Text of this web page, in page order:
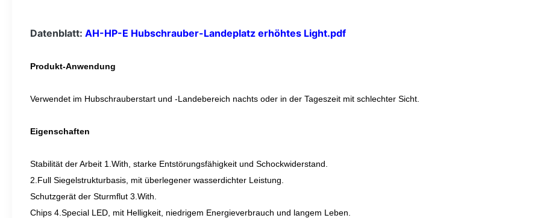
Datenblatt: AH-HP-E Hubschrauber-Landeplatz erhöhtes Light.pdf
Produkt-Anwendung
Verwendet im Hubschrauberstart und -Landebereich nachts oder in der Tageszeit mit schlechter Sicht.
Eigenschaften
Stabilität der Arbeit 1.With, starke Entstörungsfähigkeit und Schockwiderstand.
2.Full Siegelstrukturbasis, mit überlegener wasserdichter Leistung.
Schutzgerät der Sturmflut 3.With.
Chips 4.Special LED, mit Helligkeit, niedrigem Energieverbrauch und langem Leben.